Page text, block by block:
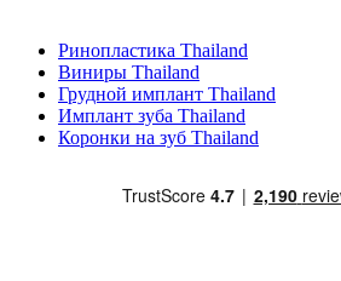
Ринопластика Thailand
Виниры Thailand
Грудной имплант Thailand
Имплант зуба Thailand
Коронки на зуб Thailand